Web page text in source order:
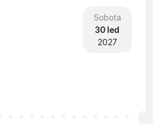
Sobota
30 led
2027